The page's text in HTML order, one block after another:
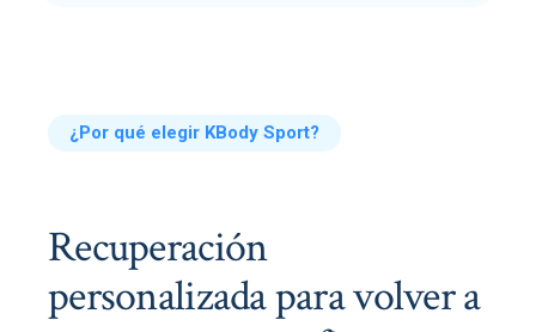
¿Por qué elegir KBody Sport?
Recuperación
personalizada para volver a